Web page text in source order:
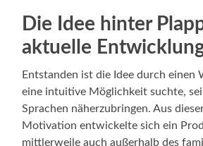
Die Idee hinter
aktuelle
Entstanden ist die Idee durch einen
eine intuitive Möglichkeit suchte,
Sprachen näherzubringen. Aus
Motivation entwickelte sich ein
mittlerweile auch außerhalb des